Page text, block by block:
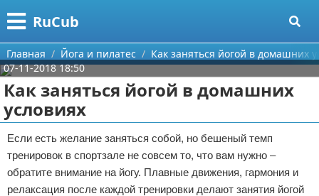
RuCub
Меню
Главная
Категории
Аэробика
Разное про спорт
Баскетбол
Поиск
О проекте
Контакты
Главная Йога и пилатес
Как заняться йогой в домашних
07-11-2018 18:50
Как заняться йогой в домашних
условиях
Если есть желание заняться собой, но бешеный темп
тренировок в спортзале не совсем то, что вам нужно –
обратите внимание на йогу. Плавные движения, гармония и
релаксация после каждой тренировки делают занятия йогой